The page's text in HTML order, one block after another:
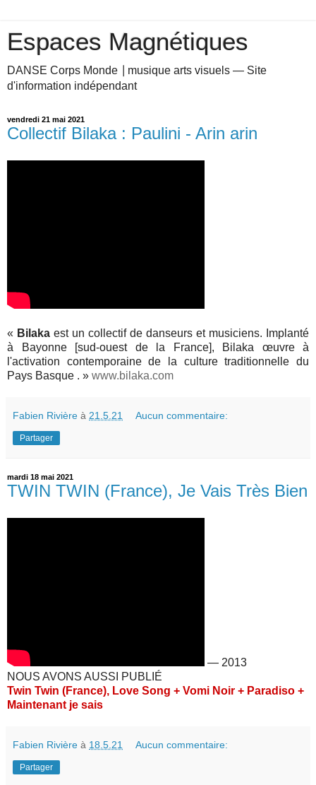
Espaces Magnétiques
DANSE Corps Monde ⎥ musique arts visuels — Site
d'information indépendant
vendredi 21 mai 2021
Collectif Bilaka : Paulini - Arin arin
« Bilaka est un collectif de danseurs et musiciens. Implanté
à Bayonne [sud-ouest de la France], Bilaka œuvre à
l'activation contemporaine de la culture traditionnelle du
Pays Basque . » www.bilaka.com
Fabien Rivière à 21.5.21 Aucun commentaire:
Partager
mardi 18 mai 2021
TWIN TWIN (France), Je Vais Très Bien
— 2013
NOUS AVONS AUSSI PUBLIÉ
Twin Twin (France), Love Song + Vomi Noir + Paradiso +
Maintenant je sais
Fabien Rivière à 18.5.21 Aucun commentaire:
Partager